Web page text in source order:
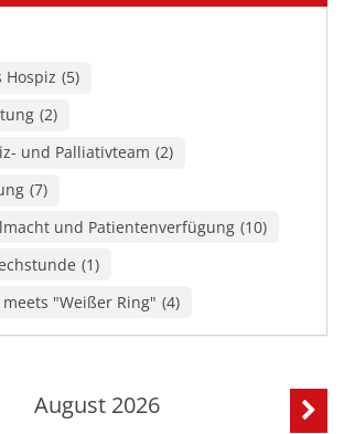
Hospiz 5
2
und Palliativteam 2
7
und Patientenverfügung 10
1
"Weißer Ring" 4
August 2026